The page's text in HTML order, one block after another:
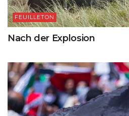
FEUILLETON
Nach der Explosion